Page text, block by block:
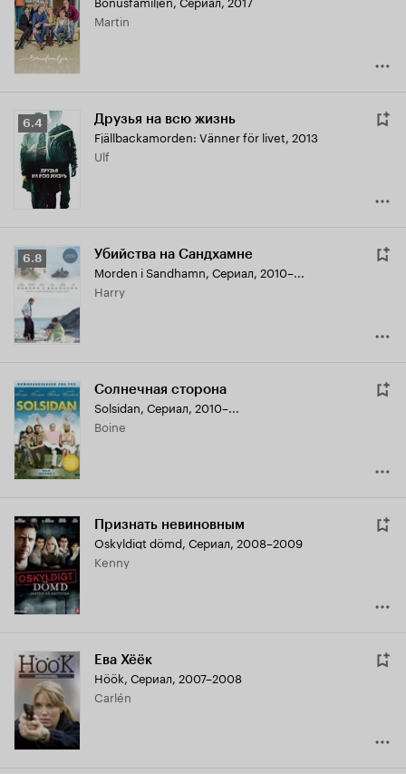
Martin
Рейтинг
Кинопоиска
6.4
6.4 Друзья на всю жизнь
Fjällbackamorden: Vänner för livet, 2013
Ulf
Рейтинг
Кинопоиска
6.8
6.8 Убийства на Сандхамне
Morden i Sandhamn, Сериал, 2010–...
Harry
Солнечная сторона
Solsidan, Сериал, 2010–...
Boine
Признать невиновным
Oskyldigt dömd, Сериал, 2008–2009
Kenny
Ева Хёёк
Höök, Сериал, 2007–2008
Carlén